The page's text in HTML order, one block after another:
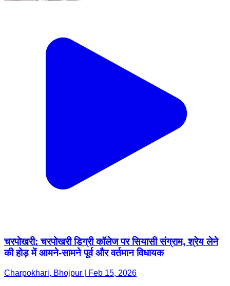
चरपोखरी: चरपोखरी डिग्री कॉलेज पर सियासी संग्राम, श्रेय लेने
की होड़ में आमने-सामने पूर्व और वर्तमान विधायक
Charpokhari, Bhojpur | Feb 15, 2026